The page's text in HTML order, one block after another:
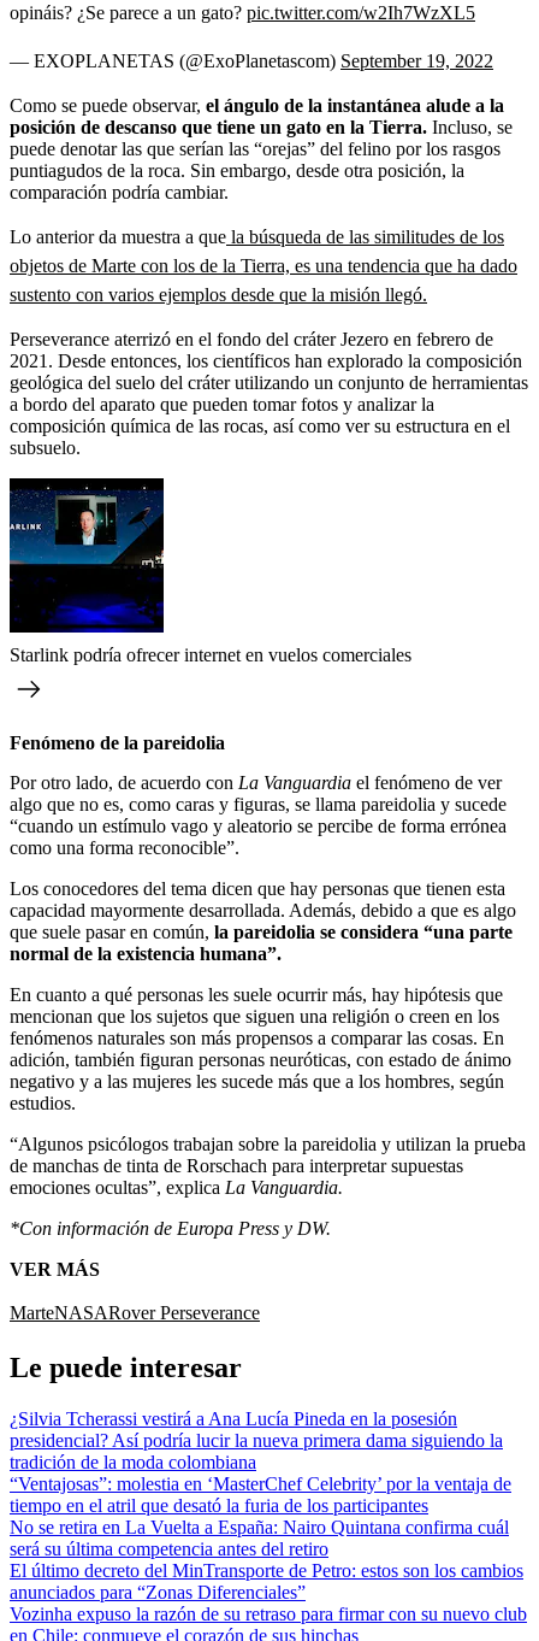
opináis? ¿Se parece a un gato? pic.twitter.com/w2Ih7WzXL5
— EXOPLANETAS (@ExoPlanetascom) September 19, 2022
Como se puede observar, el ángulo de la instantánea alude a la
posición de descanso que tiene un gato en la Tierra. Incluso, se
puede denotar las que serían las “orejas” del felino por los rasgos
puntiagudos de la roca. Sin embargo, desde otra posición, la
comparación podría cambiar.
Lo anterior da muestra a que la búsqueda de las similitudes de los
objetos de Marte con los de la Tierra, es una tendencia que ha dado
sustento con varios ejemplos desde que la misión llegó.
Perseverance aterrizó en el fondo del cráter Jezero en febrero de
2021. Desde entonces, los científicos han explorado la composición
geológica del suelo del cráter utilizando un conjunto de herramientas
a bordo del aparato que pueden tomar fotos y analizar la
composición química de las rocas, así como ver su estructura en el
subsuelo.
Starlink podría ofrecer internet en vuelos comerciales
Fenómeno de la pareidolia
Por otro lado, de acuerdo con La Vanguardia el fenómeno de ver
algo que no es, como caras y figuras, se llama pareidolia y sucede
“cuando un estímulo vago y aleatorio se percibe de forma errónea
como una forma reconocible”.
Los conocedores del tema dicen que hay personas que tienen esta
capacidad mayormente desarrollada. Además, debido a que es algo
que suele pasar en común, la pareidolia se considera “una parte
normal de la existencia humana”.
En cuanto a qué personas les suele ocurrir más, hay hipótesis que
mencionan que los sujetos que siguen una religión o creen en los
fenómenos naturales son más propensos a comparar las cosas. En
adición, también figuran personas neuróticas, con estado de ánimo
negativo y a las mujeres les sucede más que a los hombres, según
estudios.
“Algunos psicólogos trabajan sobre la pareidolia y utilizan la prueba
de manchas de tinta de Rorschach para interpretar supuestas
emociones ocultas”, explica La Vanguardia.
*Con información de Europa Press y DW.
VER MÁS
MarteNASARover Perseverance
Le puede interesar
¿Silvia Tcherassi vestirá a Ana Lucía Pineda en la posesión
presidencial? Así podría lucir la nueva primera dama siguiendo la
tradición de la moda colombiana
“Ventajosas”: molestia en ‘MasterChef Celebrity’ por la ventaja de
tiempo en el atril que desató la furia de los participantes
No se retira en La Vuelta a España: Nairo Quintana confirma cuál
será su última competencia antes del retiro
El último decreto del MinTransporte de Petro: estos son los cambios
anunciados para “Zonas Diferenciales”
Vozinha expuso la razón de su retraso para firmar con su nuevo club
en Chile: conmueve el corazón de sus hinchas